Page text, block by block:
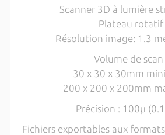
Scanner 3D à lumière
Plateau rotatif
Résolution image: 1.3
Volume de scan
30 x 30 x 30mm
200 x 200 x 200mm
Précision : 100µ
Fichiers exportables aux